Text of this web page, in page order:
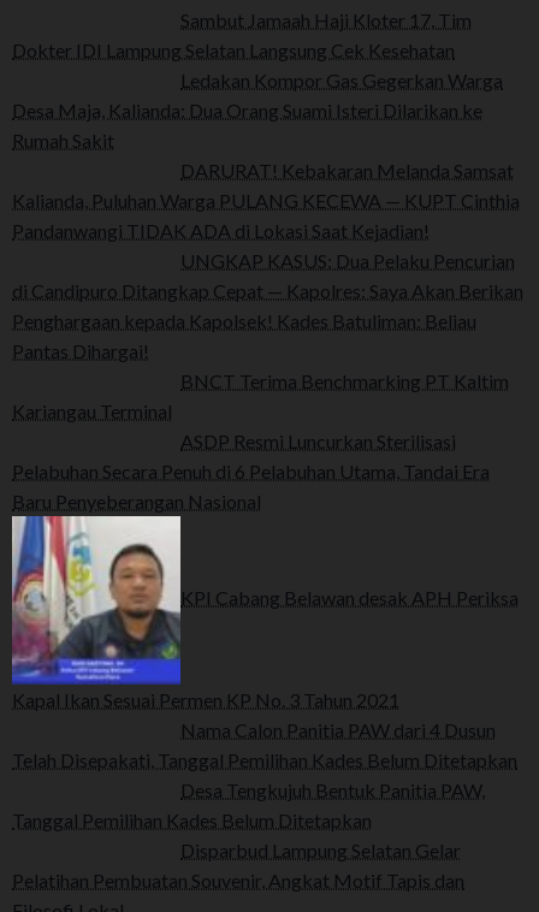
Sambut Jamaah Haji Kloter 17, Tim
Dokter IDI Lampung Selatan Langsung Cek Kesehatan
Ledakan Kompor Gas Gegerkan Warga
Desa Maja, Kalianda: Dua Orang Suami Isteri Dilarikan ke
Rumah Sakit
DARURAT! Kebakaran Melanda Samsat
Kalianda, Puluhan Warga PULANG KECEWA — KUPT Cinthia
Pandanwangi TIDAK ADA di Lokasi Saat Kejadian!
UNGKAP KASUS: Dua Pelaku Pencurian
di Candipuro Ditangkap Cepat — Kapolres: Saya Akan Berikan
Penghargaan kepada Kapolsek! Kades Batuliman: Beliau
Pantas Dihargai!
BNCT Terima Benchmarking PT Kaltim
Kariangau Terminal
ASDP Resmi Luncurkan Sterilisasi
Pelabuhan Secara Penuh di 6 Pelabuhan Utama, Tandai Era
Baru Penyeberangan Nasional
KPI Cabang Belawan desak APH Periksa
Kapal Ikan Sesuai Permen KP No. 3 Tahun 2021
Nama Calon Panitia PAW dari 4 Dusun
Telah Disepakati, Tanggal Pemilihan Kades Belum Ditetapkan
Desa Tengkujuh Bentuk Panitia PAW,
Tanggal Pemilihan Kades Belum Ditetapkan
Disparbud Lampung Selatan Gelar
Pelatihan Pembuatan Souvenir, Angkat Motif Tapis dan